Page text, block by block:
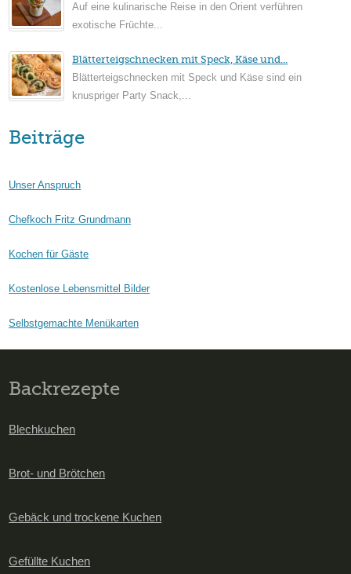
Auf eine kulinarische Reise in den Orient verführen
exotische Früchte...
Blätterteigschnecken mit Speck, Käse und...
Blätterteigschnecken mit Speck und Käse sind ein
knuspriger Party Snack,...
Beiträge
Unser Anspruch
Chefkoch Fritz Grundmann
Kochen für Gäste
Kostenlose Lebensmittel Bilder
Selbstgemachte Menükarten
Backrezepte
Blechkuchen
Brot- und Brötchen
Gebäck und trockene Kuchen
Gefüllte Kuchen